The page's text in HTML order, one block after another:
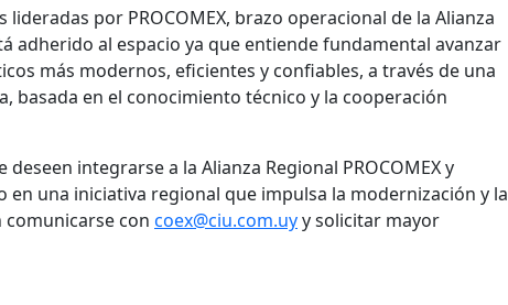
por PROCOMEX, brazo operacional de la Alianza
adherido al espacio ya que entiende fundamental avanzar
más modernos, eficientes y confiables, a través de una
basada en el conocimiento técnico y la cooperación
integrarse a la Alianza Regional PROCOMEX y
una iniciativa regional que impulsa la modernización y la
con coex@ciu.com.uyy solicitar mayor